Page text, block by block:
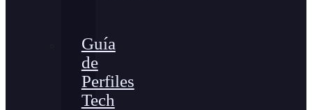
Guía
de
Perfiles
Tech